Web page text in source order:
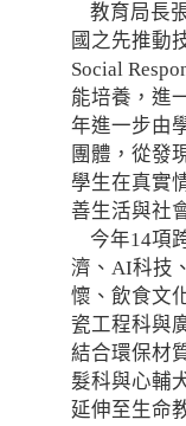
教育局長
國之先推動
Social
能培養，進
年進一步由
團體，從發
學生在真實
善生活與社
今年14項
濟、AI科技
懷、飲食文
瓷工程科與
結合環保材
髮科與心輔
延伸至生命